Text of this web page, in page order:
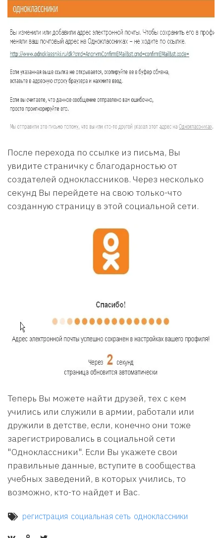
После перехода по ссылке из письма, Вы
увидите страничку с благодарностью от
создателей одноклассников. Через несколько
секунд Вы перейдете на свою только-что
созданную страницу в этой социальной сети.
Теперь Вы можете найти друзей, тех с кем
учились или служили в армии, работали или
дружили в детстве, если, конечно они тоже
зарегистрировались в социальной сети
"Одноклассники". Если Вы укажете свои
правильные данные, вступите в сообщества
учебных заведений, в которых учились, то
возможно, кто-то найдет и Вас.
регистрация социальная сеть одноклассники